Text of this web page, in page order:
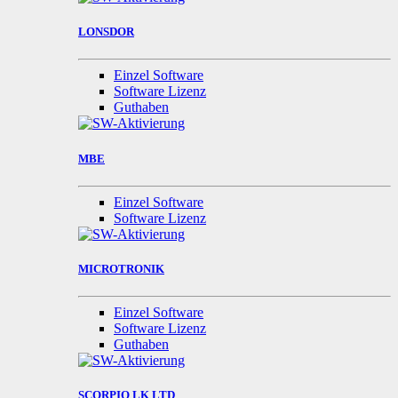
LONSDOR
Einzel Software
Software Lizenz
Guthaben
MBE
Einzel Software
Software Lizenz
MICROTRONIK
Einzel Software
Software Lizenz
Guthaben
SCORPIO LK LTD